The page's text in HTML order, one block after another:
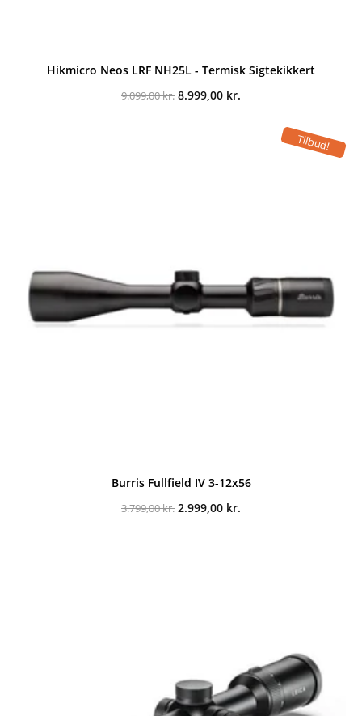
Hikmicro Neos LRF NH25L - Termisk Sigtekikkert
9.099,00kr. Den
8.999,00 kr.
8.999,00 kr..Tilbud!
Burris Fullfield IV 3-12x56
3.799,00kr. Den
2.999,00 kr.